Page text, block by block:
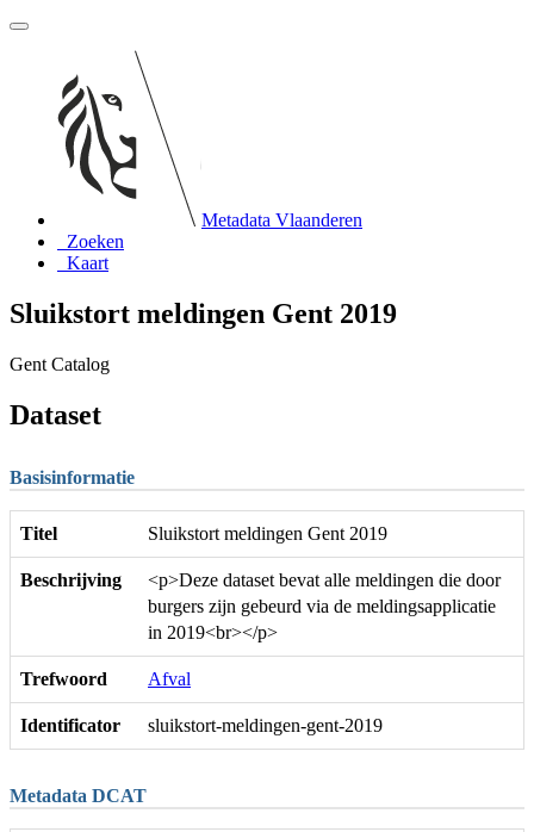
Metadata Vlaanderen
Zoeken
Kaart
Sluikstort meldingen Gent 2019
Gent Catalog
Dataset
Basisinformatie
Titel Sluikstort meldingen Gent 2019
Beschrijving
<p>Deze dataset bevat alle meldingen die door
burgers zijn gebeurd via de meldingsapplicatie
in 2019<br></p>
Trefwoord Afval
Identificator sluikstort-meldingen-gent-2019
Metadata DCAT